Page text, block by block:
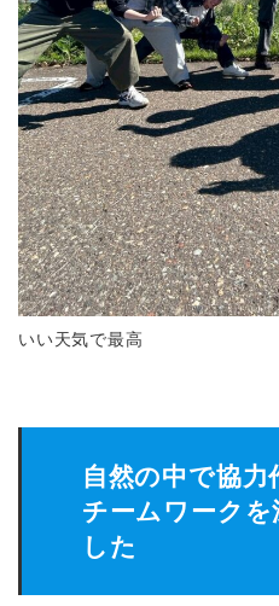
いい天気で最高
自然の中で協力
チームワーク
した